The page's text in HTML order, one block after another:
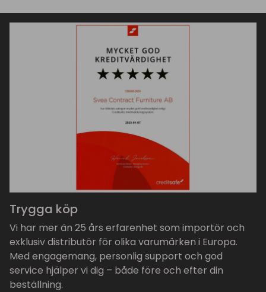
Trygga köp
Vi har mer än 25 års erfarenhet som importör och
exklusiv distributör för olika varumärken i Europa.
Med engagemang, personlig support och god
service hjälper vi dig – både före och efter din
beställning.